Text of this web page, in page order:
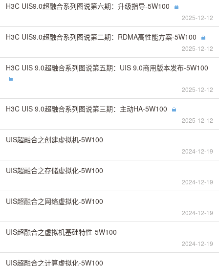
H3C UIS9.0超融合系列图说第六期：升级指导-5W100
2025-12-12
H3C UIS9.0超融合系列图说第二期：RDMA高性能方案-5W100
2025-12-12
H3C UIS 9.0超融合系列图说第五期：UIS 9.0商用版本发布-5W100
2025-12-12
H3C UIS 9.0超融合系列图说第三期：主动HA-5W100
2025-12-12
UIS超融合之创建虚拟机-5W100
2024-12-19
UIS超融合之存储虚拟化-5W100
2024-12-19
UIS超融合之网络虚拟化-5W100
2024-12-19
UIS超融合之虚拟机基础特性-5W100
2024-12-19
UIS超融合之计算虚拟化-5W100